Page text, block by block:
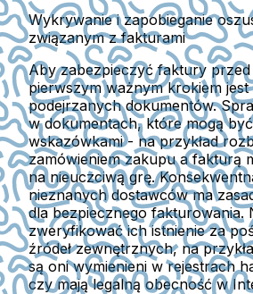
Wykrywanie i zapobieganie
związanym z fakturami
Aby zabezpieczyć faktury
pierwszym ważnym krokiem jest
podejrzanych dokumentów.
w dokumentach, które mogą
wskazówkami - na przykład
zamówieniem zakupu a fakturą
na nieuczciwą grę.
nieznanych dostawców ma
dla bezpiecznego fakturowania.
zweryfikować ich istnienie za
źródeł zewnętrznych, na
są oni wymienieni w rejestrach
czy mają legalną obecność w